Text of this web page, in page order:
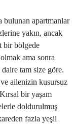
apartmanlar
yakın, ancak
bir bölgede
ama sonra
tam size göre.
ailenizin kusursuz
bir yaşam
doldurulmuş
fazla yeşil